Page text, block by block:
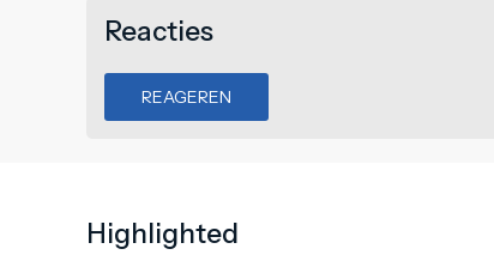
Reacties
REAGEREN
Highlighted